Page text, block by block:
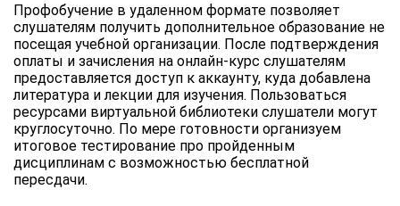
Профобучение в удаленном формате позволяет
слушателям получить дополнительное образование не
посещая учебной организации. После подтверждения
оплаты и зачисления на онлайн-курс слушателям
предоставляется доступ к аккаунту, куда добавлена
литература и лекции для изучения. Пользоваться
ресурсами виртуальной библиотеки слушатели могут
круглосуточно. По мере готовности организуем
итоговое тестирование про пройденным
дисциплинам с возможностью бесплатной
пересдачи.